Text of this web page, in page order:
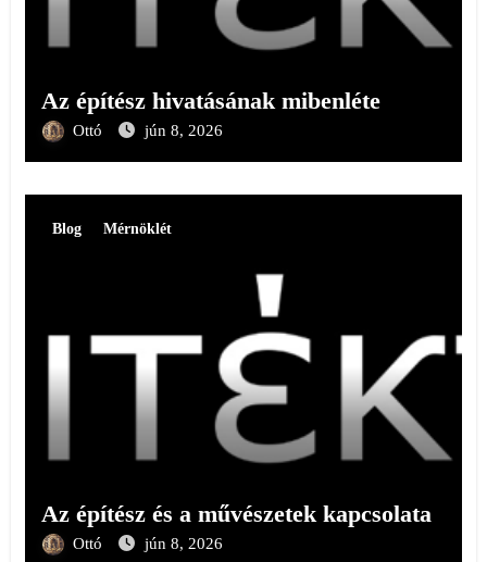
Az építész hivatásának mibenléte
Ottó jún 8, 2026
Blog Mérnöklét
Az építész és a művészetek kapcsolata
Ottó jún 8, 2026